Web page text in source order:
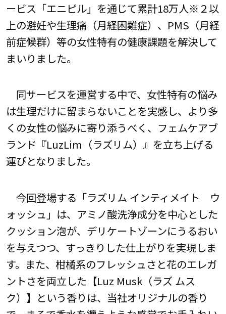
ービス「エニピル」を通じて累計18万人※２以
上の避妊や生理痛（月経困難症）、PMS（月経
前症候群）等の女性特有の健康課題を解決して
まいりました。
同サービスを運営する中で、女性特有の悩み
は生理だけに留まらないことを実感し、より多
くの女性の悩みに寄り添うべく、フェムケアブ
ランド『LuzLim（ラズリム）』を立ち上げる
運びとなりました。
今回登場する「ラズリム インティメイト ウ
ォッシュ」は、アミノ酸洗浄成分を中心とした
クッション泡が、デリケートゾーンにうるおい
を与えつつ、すっきりした仕上がりを実現しま
す。また、柑橘系のフレッシュさと花のエレガ
ントさを両立した【Luz Musk（ラズ ムス
ク）】という香りは、当社オリジナルの香り